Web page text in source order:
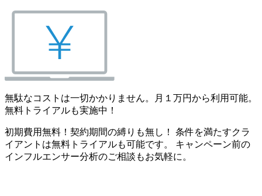
無駄なコストは一切かかりません。月１万円から利用可能。
無料トライアルも実施中！
初期費用無料！契約期間の縛りも無し！ 条件を満たすクラ
イアントは無料トライアルも可能です。 キャンペーン前の
インフルエンサー分析のご相談もお気軽に。